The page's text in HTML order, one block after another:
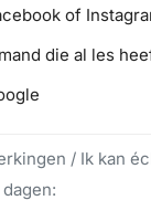
of
die al les